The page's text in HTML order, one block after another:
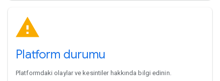
Platform durumu
Platformdaki olaylar ve kesintiler hakkında bilgi edinin.